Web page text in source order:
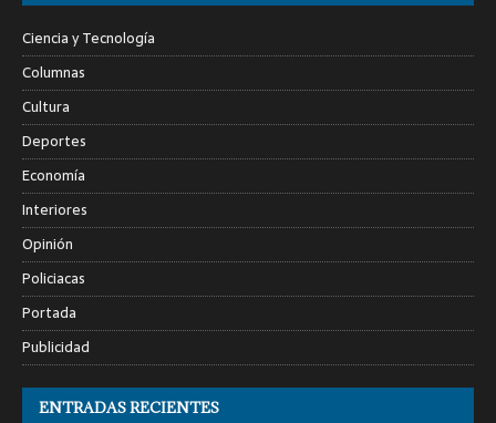
Ciencia y Tecnología
Columnas
Cultura
Deportes
Economía
Interiores
Opinión
Policiacas
Portada
Publicidad
ENTRADAS RECIENTES